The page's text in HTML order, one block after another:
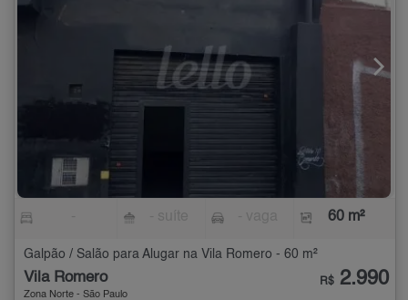
60 m²
Galpão / Salão para Alugar na Vila Romero - 60 m²
Vila Romero
Zona Norte - São Paulo
R$ 2.990